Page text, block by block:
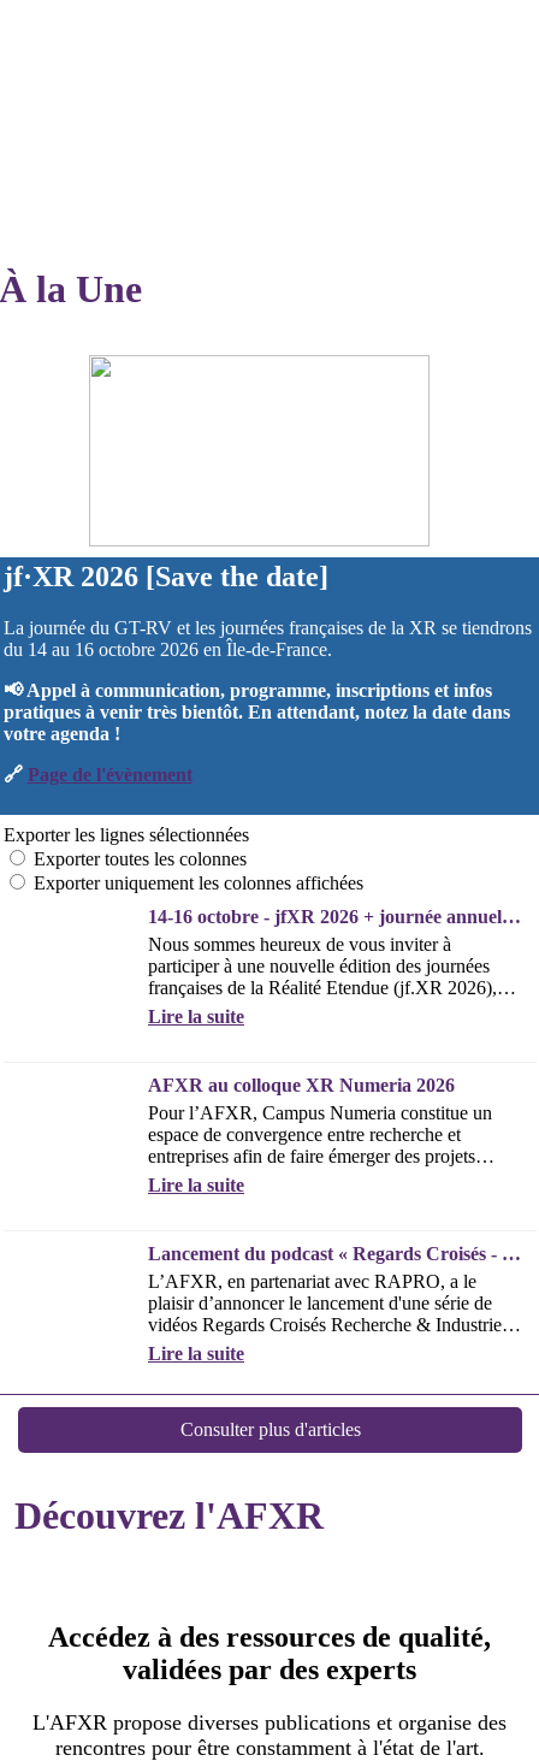
la Une
jf·XR 2026 [Save the date]
La journée du GT-RV et les journées françaises de la XR se tiendrons
du 14 au 16 octobre 2026 en Île-de-France.
📢 Appel à communication, programme, inscriptions et infos
pratiques à venir très bientôt. En attendant, notez la date dans
votre agenda !
🔗 Page de l'évènement
Découvrez l'AFXR
Accédez à des ressources de qualité,
validées par des experts
L'AFXR propose diverses publications et organise des
rencontres pour être constamment à l'état de l'art.